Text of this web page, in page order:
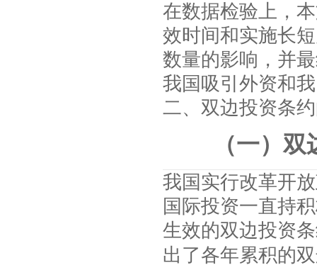
在数据检验上，
效时间和实施长
数量的影响，并
我国吸引外资和
二、双边投资条
（一）
我国实行改革开
国际投资一直持
生效的双边投资
出了各年累积的